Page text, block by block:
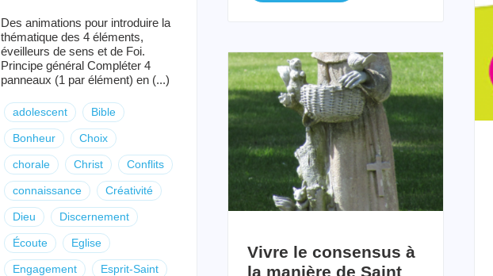
Des animations pour introduire la
thématique des 4 éléments,
éveilleurs de sens et de Foi.
Principe général Compléter 4
panneaux (1 par élément) en (...)
adolescent Bible
Bonheur Choix
chorale Christ Conflits
connaissance Créativité
Dieu Discernement
Écoute Eglise
Engagement Esprit-Saint
Vivre le consensus à
la manière de Saint